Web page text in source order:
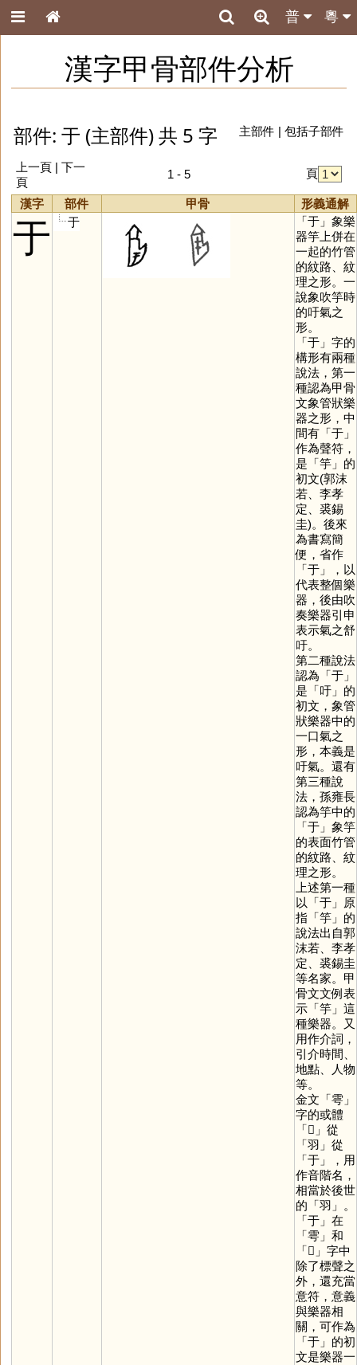
粵
普
漢字甲骨部件分析
部件: 于 (主部件) 共 5 字 主部件 | 包括子部件
上一頁 | 下一
頁
1 - 5 頁
漢字 部件 甲骨 形義通解
于 于 「于」象樂
器竽上併在
一起的竹管
的紋路、紋
理之形。一
說象吹竽時
的吁氣之
形。
「于」字的
構形有兩種
說法，第一
種認為甲骨
文象管狀樂
器之形，中
間有「于」
作為聲符，
是「竽」的
初文(郭沫
若、李孝
定、裘錫
圭)。後來
為書寫簡
便，省作
「于」，以
代表整個樂
器，後由吹
奏樂器引申
表示氣之舒
吁。
第二種說法
認為「于」
是「吁」的
初文，象管
狀樂器中的
一口氣之
形，本義是
吁氣。還有
第三種說
法，孫雍長
認為竽中的
「于」象竽
的表面竹管
的紋路、紋
理之形。
上述第一種
以「于」原
指「竽」的
說法出自郭
沫若、李孝
定、裘錫圭
等名家。甲
骨文文例表
示「竽」這
種樂器。又
用作介詞，
引介時間、
地點、人物
等。
金文「雩」
字的或體
「𦏻 」從
「羽 」從
「于」，用
作音階名，
相當於後世
的「羽 」。
「于」在
「雩」和
「𦏻 」字中
除了標聲之
外，還充當
意符，意義
與樂器相
關，可作為
「于」的初
文是樂器一